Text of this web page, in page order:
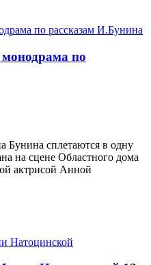
по
Бунина сплетаются в одну
на сцене Областного дома
актрисой Анной